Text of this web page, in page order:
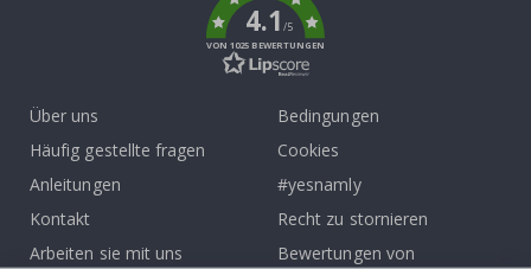
4.1/5
VON 1025 BEWERTUNGEN
Über uns
Häufig gestellte fragen
Anleitungen
Kontakt
Arbeiten sie mit uns
Bedingungen
Cookies
#yesnamly
Recht zu stornieren
Bewertungen von